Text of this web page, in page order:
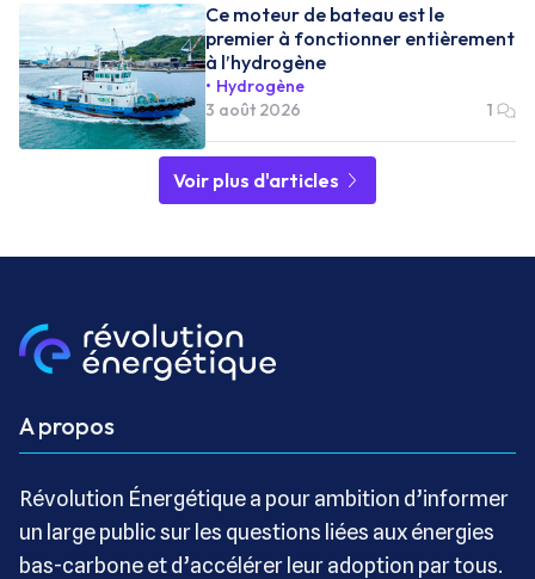
Ce moteur de bateau est le
premier à fonctionner entièrement
à l’hydrogène
Hydrogène
3 août 2026
1
Voir plus d'articles
A propos
Révolution Énergétique a pour ambition d’informer
un large public sur les questions liées aux énergies
bas-carbone et d’accélérer leur adoption par tous.